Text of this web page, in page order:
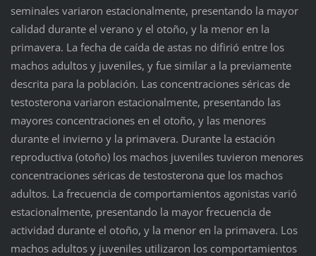
seminales variaron estacionalmente, presentando la mayor
calidad durante el verano y el otoño, y la menor en la
primavera. La fecha de caída de astas no difirió entre los
machos adultos y juveniles, y fue similar a la previamente
descrita para la población. Las concentraciones séricas de
testosterona variaron estacionalmente, presentando las
mayores concentraciones en el otoño, y las menores
durante el invierno y la primavera. Durante la estación
reproductiva (otoño) los machos juveniles tuvieron menores
concentraciones séricas de testosterona que los machos
adultos. La frecuencia de comportamientos agonistas varió
estacionalmente, presentando la mayor frecuencia de
actividad durante el otoño, y la menor en la primavera. Los
machos adultos y juveniles utilizaron los comportamientos